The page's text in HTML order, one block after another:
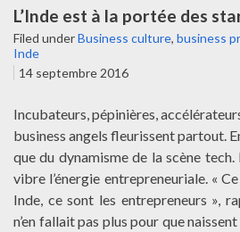
L’Inde est à la portée des
Filed underBusiness culture, business
Inde
14 septembre 2016
Incubateurs, pépinières,
business angels fleurissent partout.
que du dynamisme de la scène
vibre l’énergie entrepreneuriale. «
Inde, ce sont les entrepreneurs »,
n’en fallait pas plus pour que